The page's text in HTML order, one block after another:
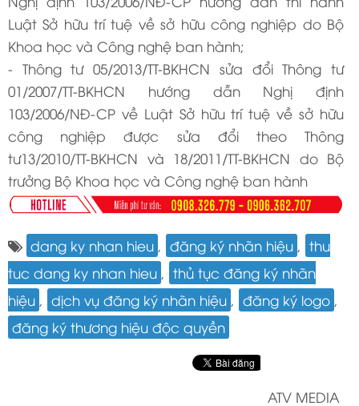
Luật Sở hữu trí tuệ về sở hữu công nghiệp do Bộ
Khoa học và Công nghệ ban hành;
- Thông tư 05/2013/TT-BKHCN sửa đổi Thông tư
01/2007/TT-BKHCN hướng dẫn Nghị định
103/2006/NĐ-CP về Luật Sở hữu trí tuệ về sở hữu
công nghiệp được sửa đổi theo Thông
tư13/2010/TT-BKHCN và 18/2011/TT-BKHCN do Bộ
trưởng Bộ Khoa học và Công nghệ ban hành
dang ky nhan hieu đăng ký nhãn hiệu
thu
tuc dang ky nhan hieu
thủ tục đăng ký nhãn
hiệu
dịch vụ đăng ký nhãn hiệu đăng ký logo
đăng ký thương hiệu độc quyền
ATV MEDIA